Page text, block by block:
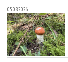
05.08.2026